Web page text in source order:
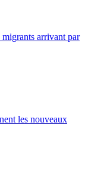
arrivant par
les nouveaux